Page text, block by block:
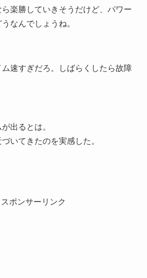
楽勝していきそうだけど、パワー
なんでしょうね。
速すぎだろ。しばらくしたら故障
出るとは。
いてきたのを実感した。
スポンサーリンク